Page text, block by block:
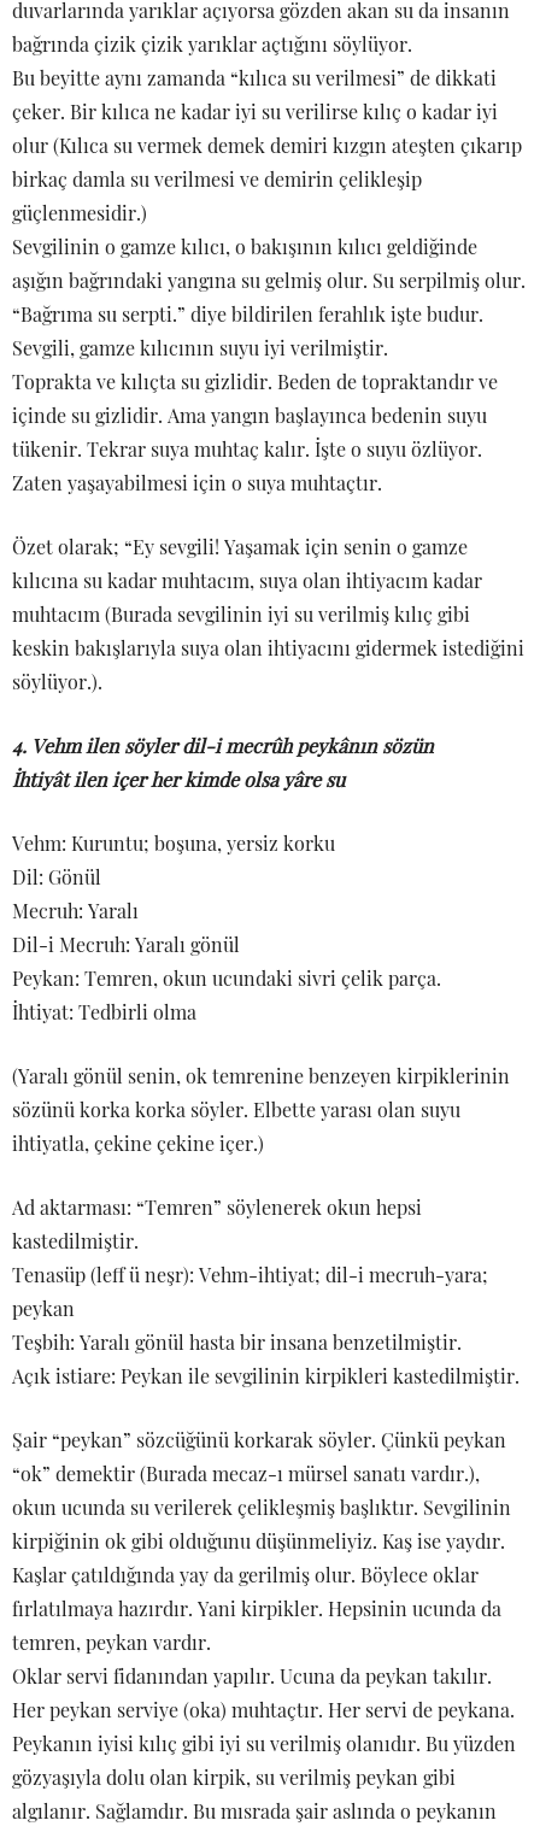
duvarlarında yarıklar açıyorsa gözden akan su da insanın
bağrında çizik çizik yarıklar açtığını söylüyor.
Bu beyitte aynı zamanda “kılıca su verilmesi” de dikkati
çeker. Bir kılıca ne kadar iyi su verilirse kılıç o kadar iyi
olur (Kılıca su vermek demek demiri kızgın ateşten çıkarıp
birkaç damla su verilmesi ve demirin çelikleşip
güçlenmesidir.)
Sevgilinin o gamze kılıcı, o bakışının kılıcı geldiğinde
aşığın bağrındaki yangına su gelmiş olur. Su serpilmiş olur.
“Bağrıma su serpti.” diye bildirilen ferahlık işte budur.
Sevgili, gamze kılıcının suyu iyi verilmiştir.
Toprakta ve kılıçta su gizlidir. Beden de topraktandır ve
içinde su gizlidir. Ama yangın başlayınca bedenin suyu
tükenir. Tekrar suya muhtaç kalır. İşte o suyu özlüyor.
Zaten yaşayabilmesi için o suya muhtaçtır.
Özet olarak; “Ey sevgili! Yaşamak için senin o gamze
kılıcına su kadar muhtacım, suya olan ihtiyacım kadar
muhtacım (Burada sevgilinin iyi su verilmiş kılıç gibi
keskin bakışlarıyla suya olan ihtiyacını gidermek istediğini
söylüyor.).
4. Vehm ilen söyler dil-i mecrûh peykânın sözün
İhtiyât ilen içer her kimde olsa yâre su
Vehm: Kuruntu; boşuna, yersiz korku
Dil: Gönül
Mecruh: Yaralı
Dil-i Mecruh: Yaralı gönül
Peykan: Temren, okun ucundaki sivri çelik parça.
İhtiyat: Tedbirli olma
(Yaralı gönül senin, ok temrenine benzeyen kirpiklerinin
sözünü korka korka söyler. Elbette yarası olan suyu
ihtiyatla, çekine çekine içer.)
Ad aktarması: “Temren” söylenerek okun hepsi
kastedilmiştir.
Tenasüp (leff ü neşr): Vehm-ihtiyat; dil-i mecruh-yara;
peykan
Teşbih: Yaralı gönül hasta bir insana benzetilmiştir.
Açık istiare: Peykan ile sevgilinin kirpikleri kastedilmiştir.
Şair “peykan” sözcüğünü korkarak söyler. Çünkü peykan
“ok” demektir (Burada mecaz-ı mürsel sanatı vardır.),
okun ucunda su verilerek çelikleşmiş başlıktır. Sevgilinin
kirpiğinin ok gibi olduğunu düşünmeliyiz. Kaş ise yaydır.
Kaşlar çatıldığında yay da gerilmiş olur. Böylece oklar
fırlatılmaya hazırdır. Yani kirpikler. Hepsinin ucunda da
temren, peykan vardır.
Oklar servi fidanından yapılır. Ucuna da peykan takılır.
Her peykan serviye (oka) muhtaçtır. Her servi de peykana.
Peykanın iyisi kılıç gibi iyi su verilmiş olanıdır. Bu yüzden
gözyaşıyla dolu olan kirpik, su verilmiş peykan gibi
algılanır. Sağlamdır. Bu mısrada şair aslında o peykanın